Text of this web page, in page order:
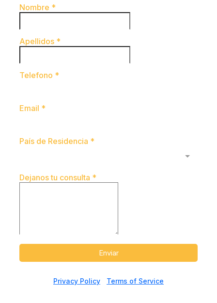
Nombre *
Apellidos *
Telefono *
Email *
País de Residencia *
Dejanos tu consulta *
Enviar
Privacy Policy Terms of Service